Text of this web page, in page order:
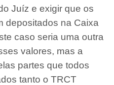
Juíz e exigir que os
depositados na Caixa
caso seria uma outra
valores, mas a
partes que todos
tanto o TRCT